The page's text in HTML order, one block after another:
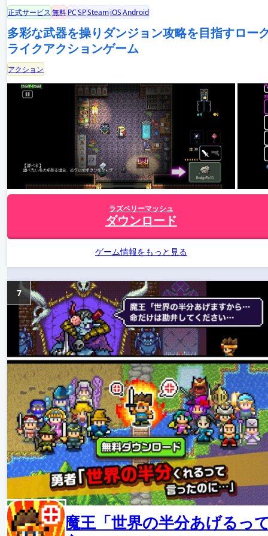
正式サービス無料PCSPSteamiOSAndroid
多彩な武器を操りダンジョン攻略を目指すロー
ライクアクションゲーム
アクション
ラズベリーマッシュ
ダウンロード
ゲーム情報をもっと見る
魔王「世界の半分あげるっ
7